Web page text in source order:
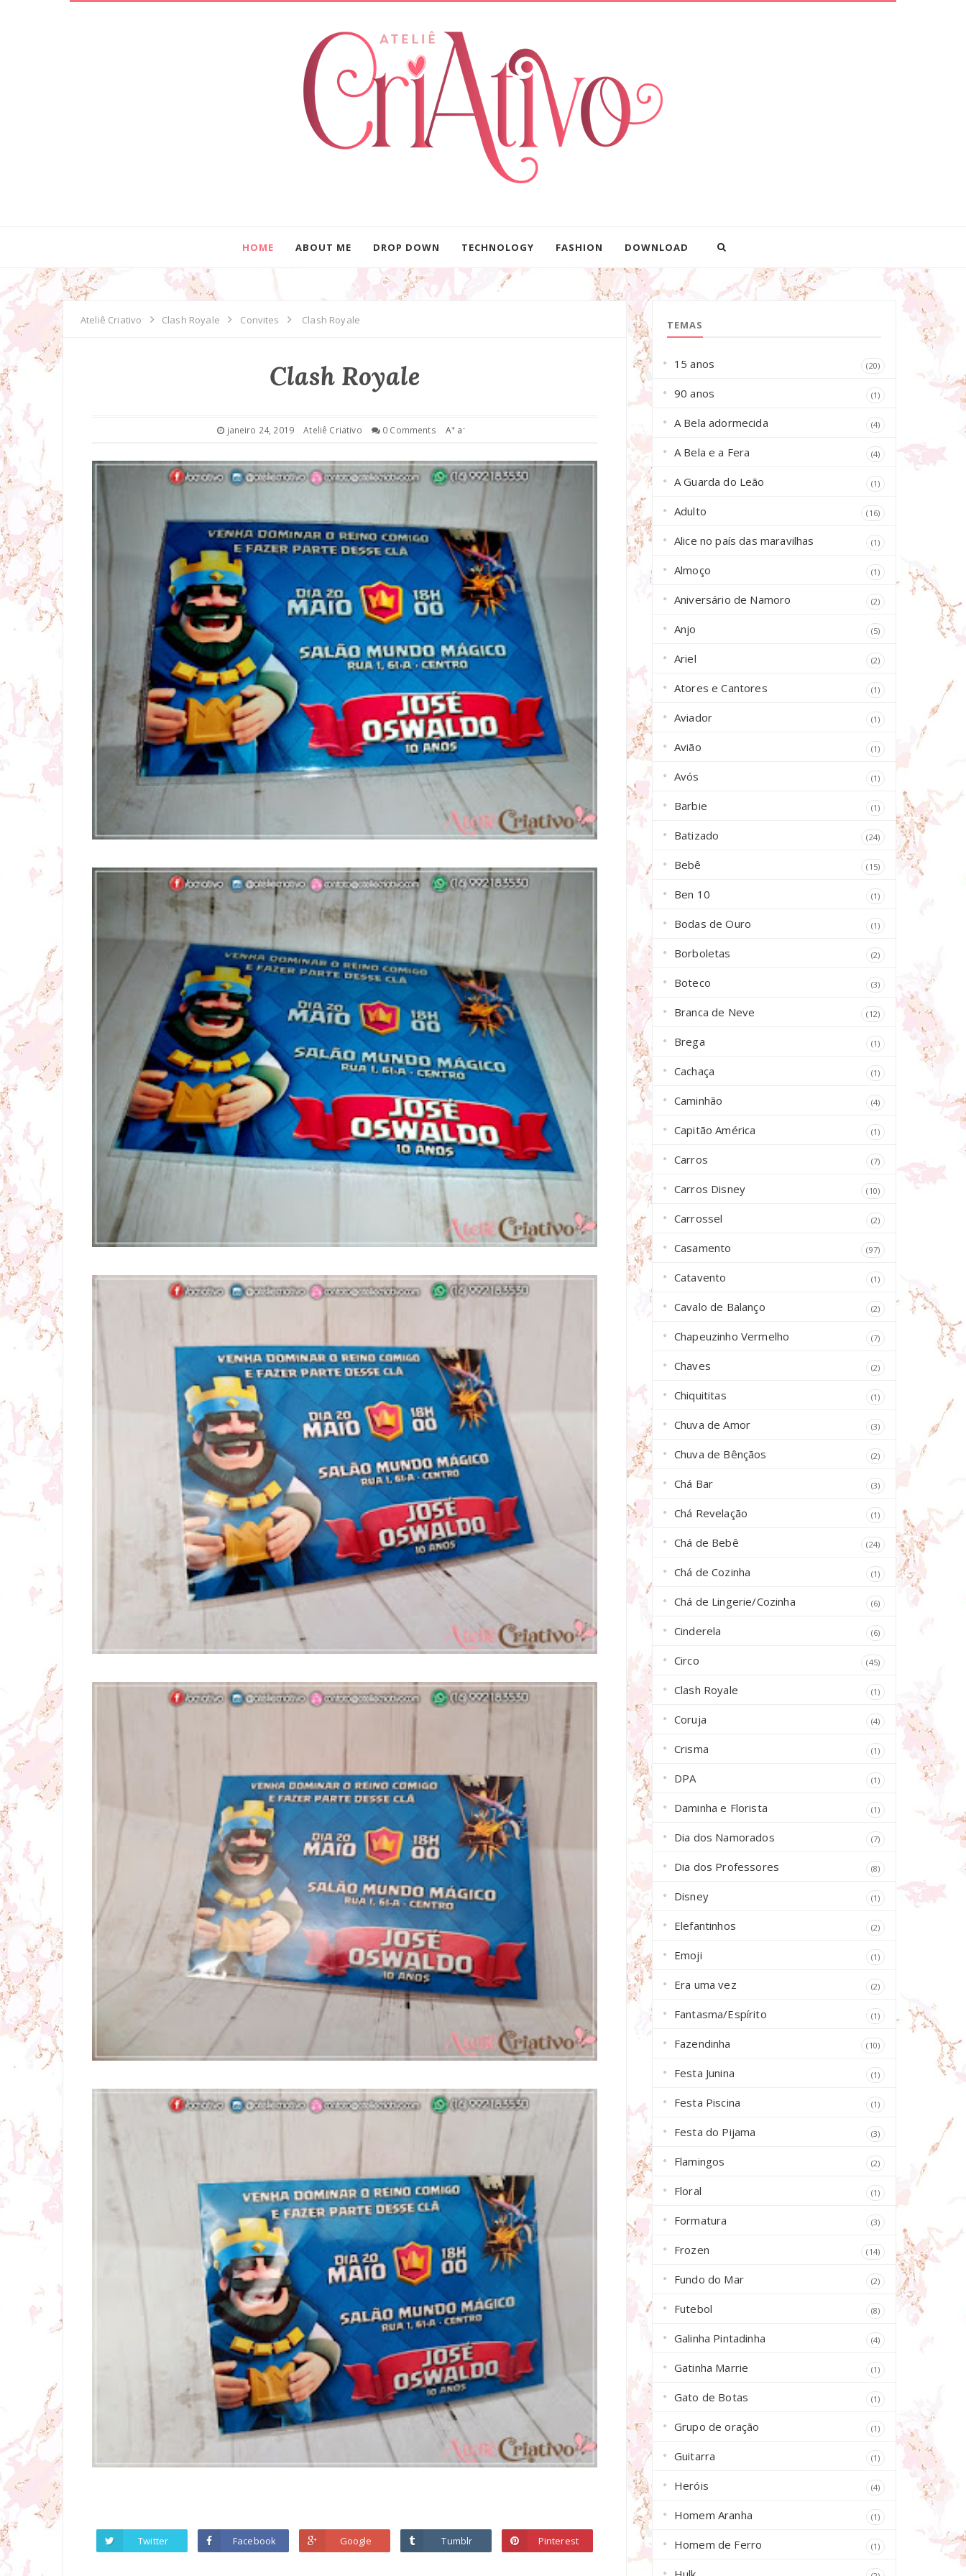
HOME ABOUT ME DROP DOWN TECHNOLOGY FASHION DOWNLOAD
Ateliê Criativo Clash Royale Convites Clash Royale
Clash Royale
janeiro 24, 2019 Ateliê Criativo 0 Comments A+ a-
Twitter Facebook Google Tumblr Pinterest
TEMAS
15 anos (20)
90 anos (1)
A Bela adormecida (4)
A Bela e a Fera (4)
A Guarda do Leão (1)
Adulto (16)
Alice no país das maravilhas (1)
Almoço (1)
Aniversário de Namoro (2)
Anjo (5)
Ariel (2)
Atores e Cantores (1)
Aviador (1)
Avião (1)
Avós (1)
Barbie (1)
Batizado (24)
Bebê (15)
Ben 10 (1)
Bodas de Ouro (1)
Borboletas (2)
Boteco (3)
Branca de Neve (12)
Brega (1)
Cachaça (1)
Caminhão (4)
Capitão América (1)
Carros (7)
Carros Disney (10)
Carrossel (2)
Casamento (97)
Catavento (1)
Cavalo de Balanço (2)
Chapeuzinho Vermelho (7)
Chaves (2)
Chiquititas (1)
Chuva de Amor (3)
Chuva de Bênçãos (2)
Chá Bar (3)
Chá Revelação (1)
Chá de Bebê (24)
Chá de Cozinha (1)
Chá de Lingerie/Cozinha (6)
Cinderela (6)
Circo (45)
Clash Royale (1)
Coruja (4)
Crisma (1)
DPA (1)
Daminha e Florista (1)
Dia dos Namorados (7)
Dia dos Professores (8)
Disney (1)
Elefantinhos (2)
Emoji (1)
Era uma vez (2)
Fantasma/Espírito (1)
Fazendinha (10)
Festa Junina (1)
Festa Piscina (1)
Festa do Pijama (3)
Flamingos (2)
Floral (1)
Formatura (3)
Frozen (14)
Fundo do Mar (2)
Futebol (8)
Galinha Pintadinha (4)
Gatinha Marrie (1)
Gato de Botas (1)
Grupo de oração (1)
Guitarra (1)
Heróis (4)
Homem Aranha (1)
Homem de Ferro (1)